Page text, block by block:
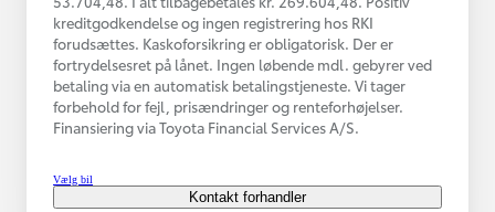
kreditgodkendelse og ingen registrering hos RKI
forudsættes. Kaskoforsikring er obligatorisk. Der er
fortrydelsesret på lånet. Ingen løbende mdl. gebyrer ved
betaling via en automatisk betalingstjeneste. Vi tager
forbehold for fejl, prisændringer og renteforhøjelser.
Finansiering via Toyota Financial Services A/S.
Vælg bil
Kontakt forhandler